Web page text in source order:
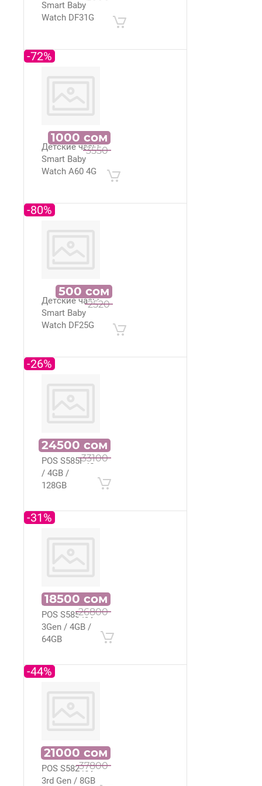
Smart Baby
Watch DF31G
Детские часы
Smart Baby
Watch A60 4G
-72%
3550
1000 сом
Детские часы
Smart Baby
Watch DF25G
-80%
2520
500 сом
Моноблок
POS S585P i5
/ 4GB /
128GB
-26%
33100
24500 сом
Моноблок
POS S585 I3 /
3Gen / 4GB /
64GB
-31%
26800
18500 сом
Моноблок
POS S582 i5 /
3rd Gen / 8GB
-44%
37800
21000 сом